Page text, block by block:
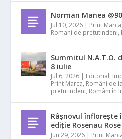
Norman Manea
Jul 10, 2026 | Print Marca,
Romani de pretutindeni,
Summitul N.A.T.O.
8 iulie
Jul 6, 2026 | Editorial,
Print Marca, Români de
pretutindeni, Români în
Râșnovul înflorește
ediție Rosenau Rose
Jun 29, 2026 | Print Marca